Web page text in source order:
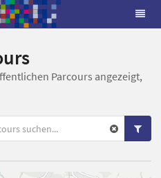
Parcours angezeigt,